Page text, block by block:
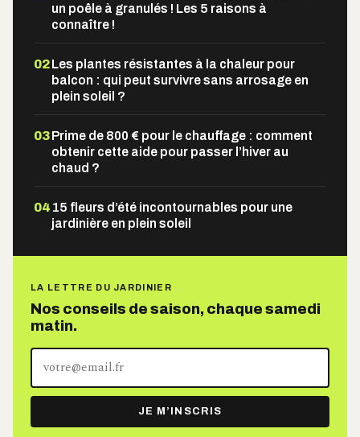
un poêle à granulés ! Les 5 raisons à
connaître !
02Les plantes résistantes à la chaleur pour
balcon : qui peut survivre sans arrosage en
plein soleil ?
03Prime de 800 € pour le chauffage : comment
obtenir cette aide pour passer l’hiver au
chaud ?
04 15 fleurs d’été incontournables pour une
jardinière en plein soleil
LA LETTRE DU JARDINIER
Nos conseils de saison, chaque samedi
matin.
Votre
adresse
e-
mail
JE M’INSCRIS